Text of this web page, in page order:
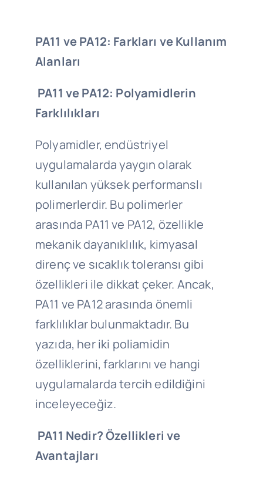
PA11 ve PA12: Farkları ve Kullanım
Alanları
PA11 ve PA12: Polyamidlerin
Farklılıkları
Polyamidler, endüstriyel
uygulamalarda yaygın olarak
kullanılan yüksek performanslı
polimerlerdir. Bu polimerler
arasında PA11 ve PA12, özellikle
mekanik dayanıklılık, kimyasal
direnç ve sıcaklık toleransı gibi
özellikleri ile dikkat çeker. Ancak,
PA11 ve PA12 arasında önemli
farklılıklar bulunmaktadır. Bu
yazıda, her iki poliamidin
özelliklerini, farklarını ve hangi
uygulamalarda tercih edildiğini
inceleyeceğiz.
PA11 Nedir? Özellikleri ve
Avantajları